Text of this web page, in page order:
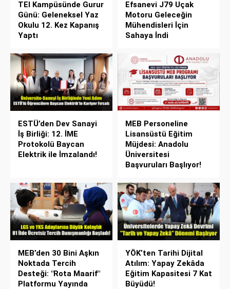
TEI Kampüsünde Gurur
Günü: Geleneksel Yaz
Okulu 12. Kez Kapanış
Yaptı
Efsanevi J79 Uçak
Motoru Geleceğin
Mühendisleri İçin
Sahaya İndi
ESTÜ’den Dev Sanayi
İş Birliği: 12. İME
Protokolü Baycan
Elektrik ile İmzalandı!
MEB Personeline
Lisansüstü Eğitim
Müjdesi: Anadolu
Üniversitesi
Başvuruları Başlıyor!
MEB’den 30 Bini Aşkın
Noktada Tercih
Desteği: "Rota Maarif"
Platformu Yayında
YÖK’ten Tarihi Dijital
Atılım: Yapay Zekâda
Eğitim Kapasitesi 7 Kat
Büyüdü!